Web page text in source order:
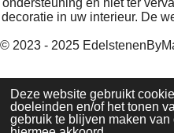
Deze website gebruikt
doeleinden en/of het tonen
gebruik te blijven maken van
decoratie in uw interieur. De
© 2023 - 2025